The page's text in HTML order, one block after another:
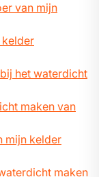
van mijn
het waterdicht
maken van
mijn kelder
maken